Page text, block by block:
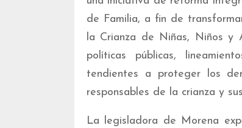
de Familia, a fin de
la Crianza de Niñas, Niños y
políticas públicas,
tendientes a proteger los
responsables de la crianza y
La legisladora de Morena